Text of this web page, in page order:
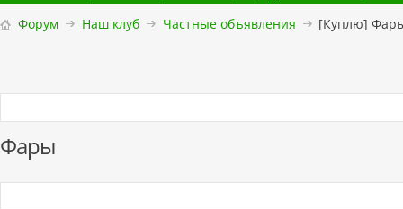
Форум Наш клуб Частные объявления [Куплю]
Фары